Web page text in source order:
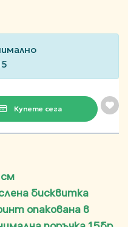
Купете сега
бисквитка
опакована в